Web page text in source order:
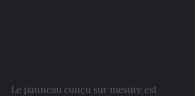
Le panneau conçu sur mesure est